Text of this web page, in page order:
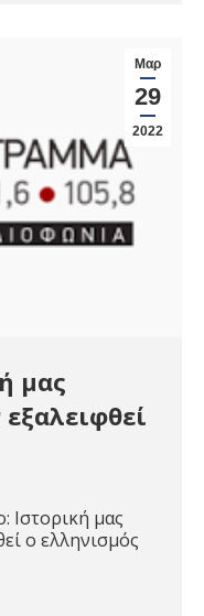
Μαρ
29
2022
μας
Ιστορική μας
ο ελληνισμός